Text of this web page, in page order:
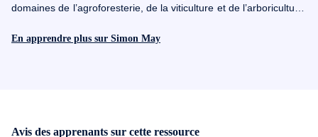
domaines de l’agroforesterie, de la viticulture et de l’arboriculture.
l’élaboration des contenus pour les formations digitales ainsi
En apprendre plus sur Simon May
Avis des apprenants sur cette ressource